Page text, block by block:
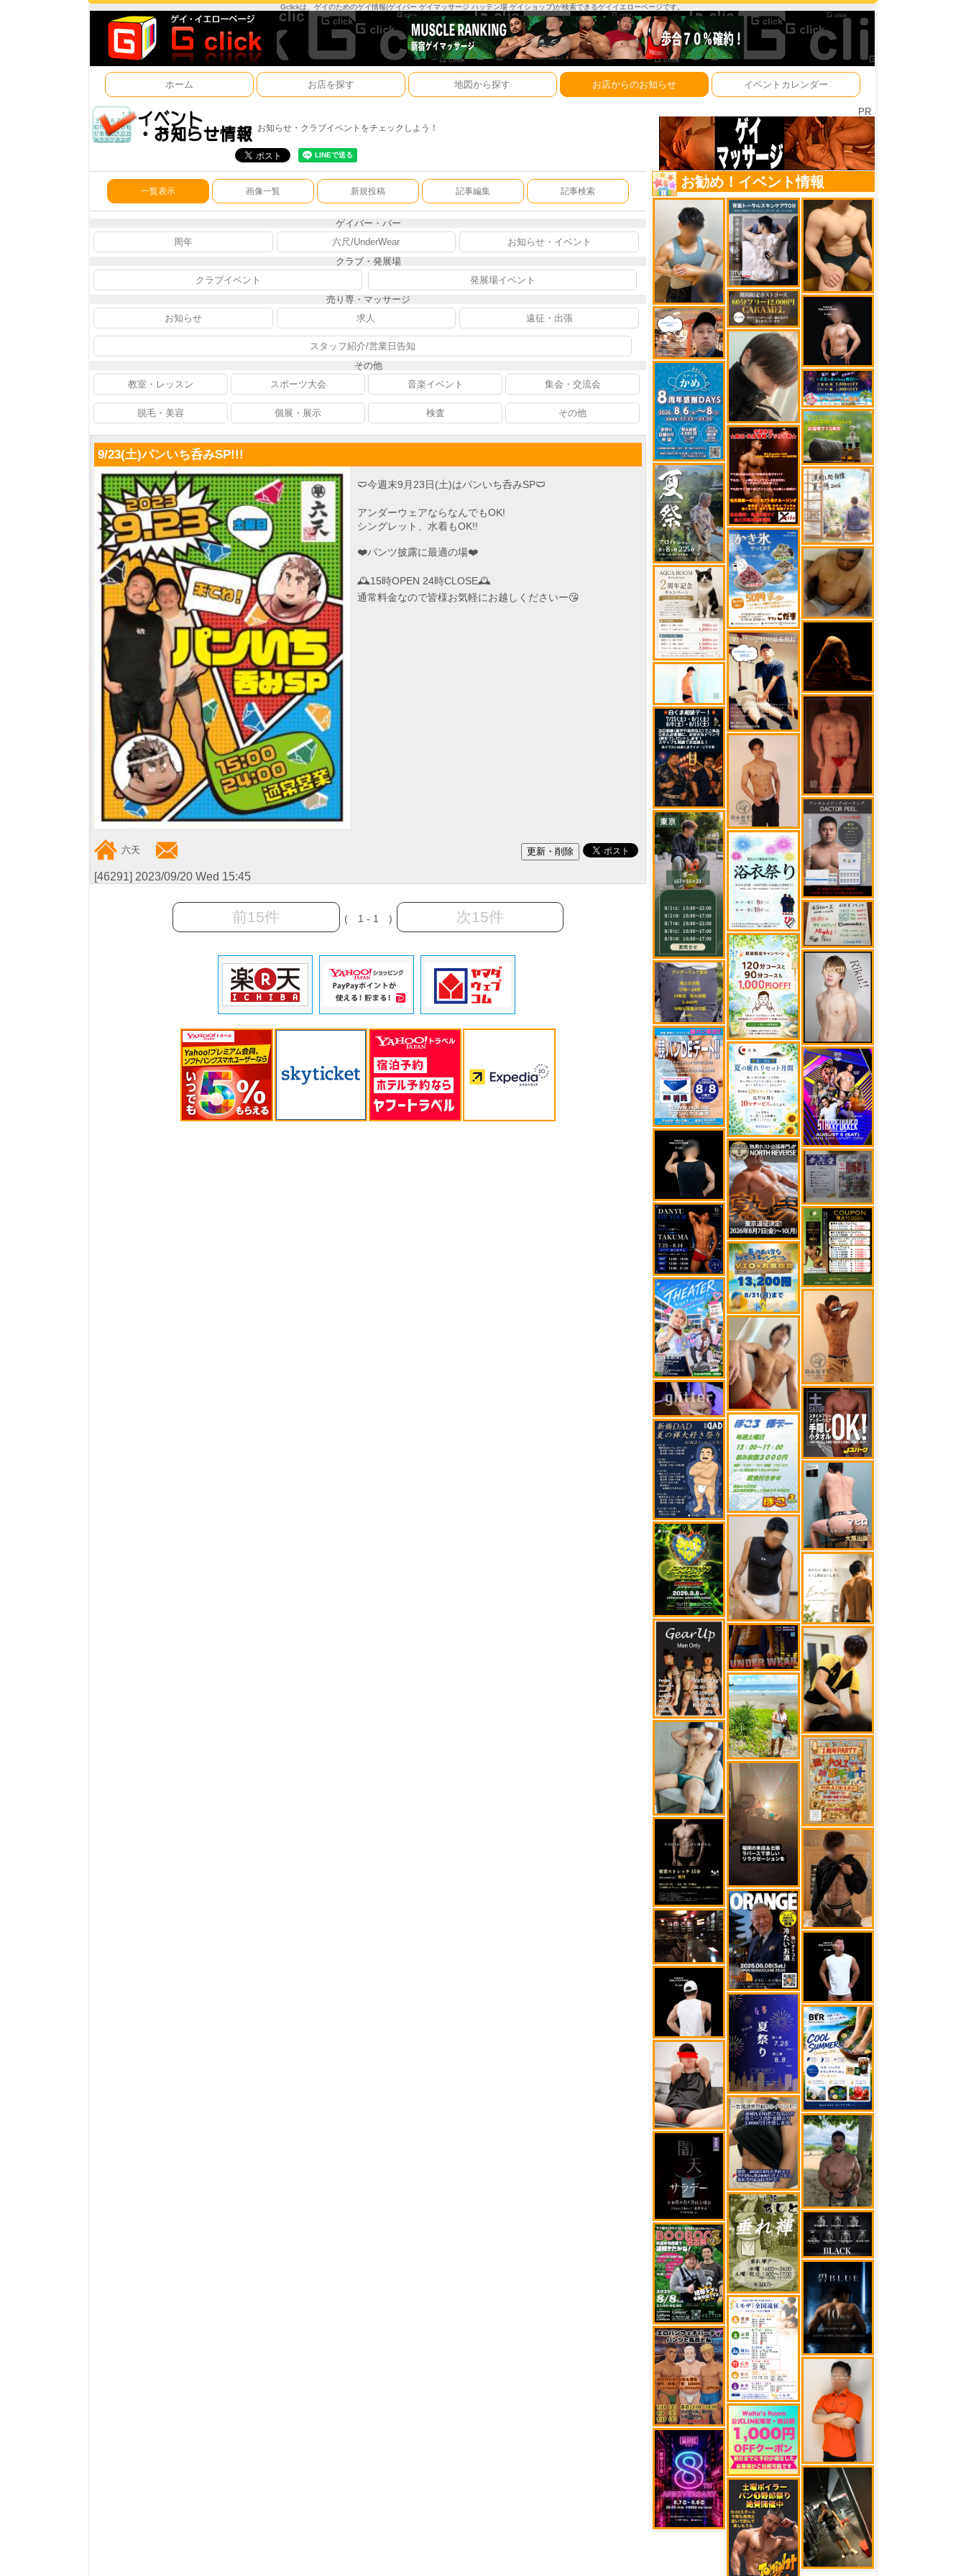
Gclickは、ゲイのためのゲイ情報(ゲイバー ゲイマッサージ ハッテン場 ゲイショップ)が検索できるゲイイエローページです。
ホーム お店を探す 地図から探す お店からのお知らせ イベントカレンダー
お知らせ・クラブイベントをチェックしよう！
PR
一覧表示 画像一覧 新規投稿 記事編集 記事検索
ゲイバー・バー
周年
六尺/UnderWear
お知らせ・イベント
クラブ・発展場
クラブイベント
発展場イベント
売り専・マッサージ
お知らせ
求人 遠征・出張
スタッフ紹介/営業日告知
その他
教室・レッスン
スポーツ大会 音楽イベント 集会・交流会
脱毛・美容 個展・展示 検査 その他
9/23(土)パンいち呑みSP!!!
🩲今週末9月23日(土)はパンいち呑みSP🩲
アンダーウェアならなんでもOK!
シングレット、水着もOK!!
❤️パンツ披露に最適の場❤️
🕰️15時OPEN 24時CLOSE🕰️
通常料金なので皆様お気軽にお越しくださいー😘
六天
[46291] 2023/09/20 Wed 15:45
前15件 ( 1 - 1 ) 次15件
お勧め！イベント情報